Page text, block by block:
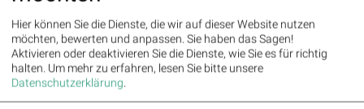
Uniqa Tower © diverse Handypics mit freundlicher Genehmigung von
photaq.com-Freunden
Hier können Sie die Dienste, die wir auf dieser Website nutzen
möchten, bewerten und anpassen. Sie haben das Sagen!
Aktivieren oder deaktivieren Sie die Dienste, wie Sie es für richtig
halten. Um mehr zu erfahren, lesen Sie bitte unsere
Datenschutzerklärung.